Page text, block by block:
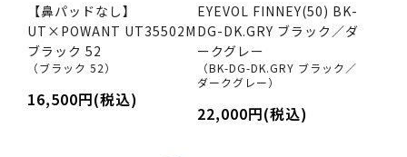
【鼻パッドなし】
UT×POWANT UT35502M
ブラック 52
（ブラック 52）
16,500円(税込)
EYEVOL FINNEY(50) BK-
DG-DK.GRY ブラック／ダ
ークグレー
（BK-DG-DK.GRY ブラック／
ダークグレー）
22,000円(税込)